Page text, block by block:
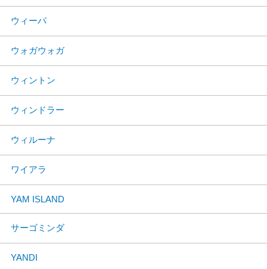
ウィーパ
ウォガウォガ
ウィントン
ウィンドラー
ウィルーナ
ワイアラ
YAM ISLAND
サーゴミンダ
YANDI